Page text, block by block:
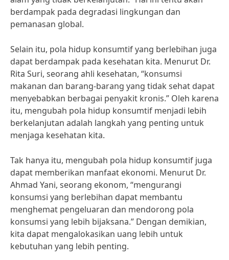
berdampak pada degradasi lingkungan dan
pemanasan global.
Selain itu, pola hidup konsumtif yang berlebihan juga
dapat berdampak pada kesehatan kita. Menurut Dr.
Rita Suri, seorang ahli kesehatan, “konsumsi
makanan dan barang-barang yang tidak sehat dapat
menyebabkan berbagai penyakit kronis.” Oleh karena
itu, mengubah pola hidup konsumtif menjadi lebih
berkelanjutan adalah langkah yang penting untuk
menjaga kesehatan kita.
Tak hanya itu, mengubah pola hidup konsumtif juga
dapat memberikan manfaat ekonomi. Menurut Dr.
Ahmad Yani, seorang ekonom, “mengurangi
konsumsi yang berlebihan dapat membantu
menghemat pengeluaran dan mendorong pola
konsumsi yang lebih bijaksana.” Dengan demikian,
kita dapat mengalokasikan uang lebih untuk
kebutuhan yang lebih penting.